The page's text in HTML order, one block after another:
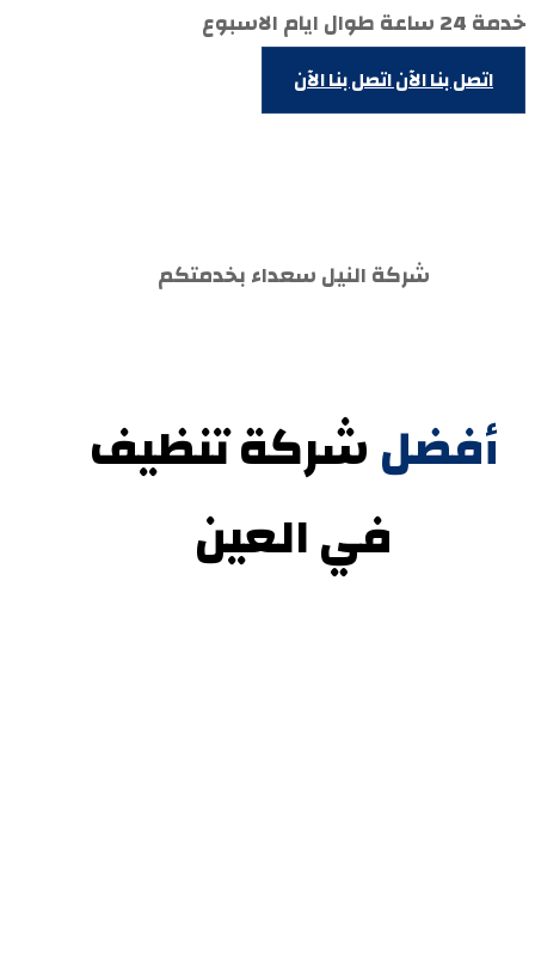
خدمة 24 ساعة طوال ايام الاسبوع
اتصل بنا الآناتصل بنا الآن
شركة النيل سعداء بخدمتكم
أفضلشركة تنظيف
في العين